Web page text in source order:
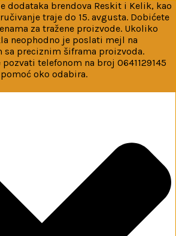
dodataka brendova Reskit i Kelik, kao
traje do 15. avgusta. Dobićete
za tražene proizvode. Ukoliko
neophodno je poslati mejl na
sa preciznim šiframa proizvoda.
pozvati telefonom na broj 0641129145
oko odabira.
kolačiće